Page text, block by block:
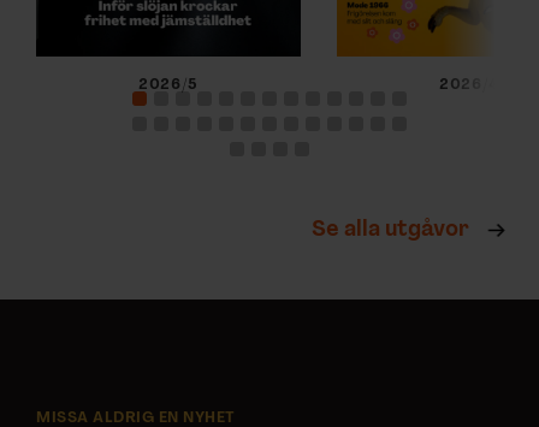
2026/5 2026/4
Se alla utgåvor
MISSA ALDRIG EN NYHET